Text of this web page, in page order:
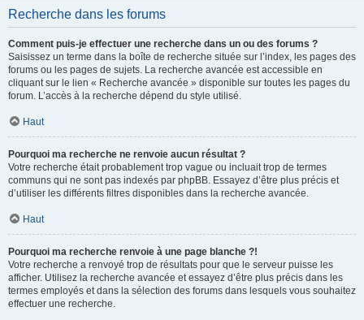
Recherche dans les forums
Comment puis-je effectuer une recherche dans un ou des forums ?
Saisissez un terme dans la boîte de recherche située sur l’index, les pages des
forums ou les pages de sujets. La recherche avancée est accessible en
cliquant sur le lien « Recherche avancée » disponible sur toutes les pages du
forum. L’accès à la recherche dépend du style utilisé.
Haut
Pourquoi ma recherche ne renvoie aucun résultat ?
Votre recherche était probablement trop vague ou incluait trop de termes
communs qui ne sont pas indexés par phpBB. Essayez d’être plus précis et
d’utiliser les différents filtres disponibles dans la recherche avancée.
Haut
Pourquoi ma recherche renvoie à une page blanche ?!
Votre recherche a renvoyé trop de résultats pour que le serveur puisse les
afficher. Utilisez la recherche avancée et essayez d’être plus précis dans les
termes employés et dans la sélection des forums dans lesquels vous souhaitez
effectuer une recherche.